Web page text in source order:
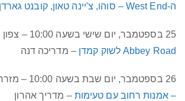
ה-West End – סוהו, צ'יינה טאון, קובנט גארדן
25 בספטמבר, יום שישי בשעה 10:00 – צפון מערב לונדון
Abbey Road לשוק קמדן
– מדריכה דנה
26 בספטמבר, יום שבת בשעה 10:00 – מזרח לונדון –
– אמנות רחוב עם טעימות – מדריך אהרון